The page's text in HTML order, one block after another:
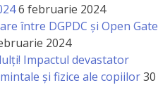
6 februarie 2024
între DGPDC și Open Gate
2024
Impactul devastator
și fizice ale copiilor30